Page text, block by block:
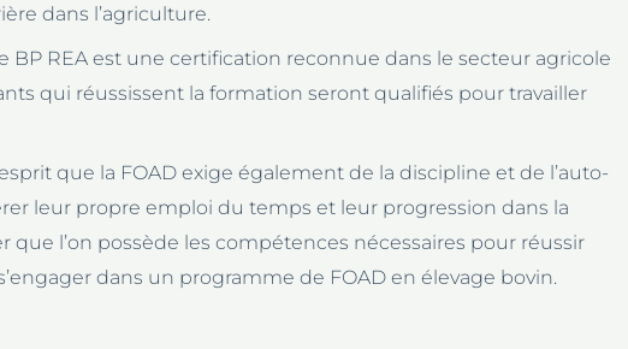
dans l’agriculture.
BP REA est une certification reconnue dans le secteur agricole
qui réussissent la formation seront qualifiés pour travailler
que la FOAD exige également de la discipline et de l’auto-
leur propre emploi du temps et leur progression dans la
que l’on possède les compétences nécessaires pour réussir
dans un programme de FOAD en élevage bovin.